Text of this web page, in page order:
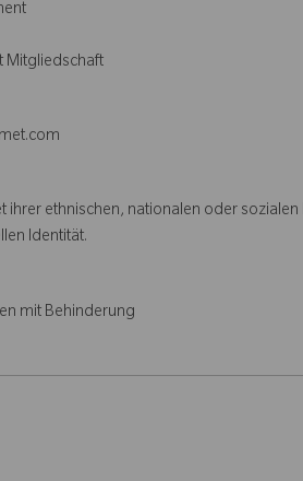
Mitgliedschaft
ethnischen, nationalen oder sozialen
Identität.
mit Behinderung